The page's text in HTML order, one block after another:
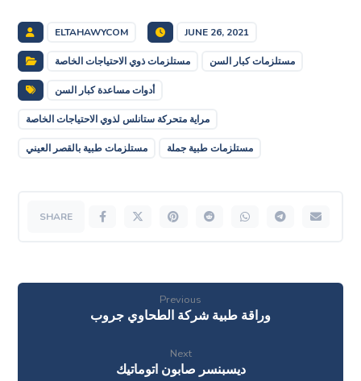
ELTAHAWYCOM JUNE 26, 2021
مستلزمات ذوي الاحتياجات الخاصة مستلزمات كبار السن
أدوات مساعدة كبار السن
مراية متحركة ستانلس لذوي الاحتياجات الخاصة
مستلزمات طبية بالقصر العيني مستلزمات طبية جملة
Previous
وراقة طبية شركة الطحاوي جروب
Next
ديسبنسر صابون اتوماتيك